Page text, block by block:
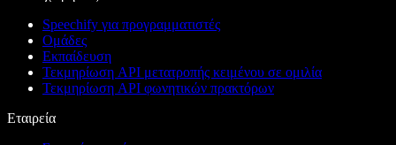
Speechify για προγραμματιστές
Ομάδες
Εκπαίδευση
Τεκμηρίωση API μετατροπής κειμένου σε ομιλία
Τεκμηρίωση API φωνητικών πρακτόρων
Εταιρεία